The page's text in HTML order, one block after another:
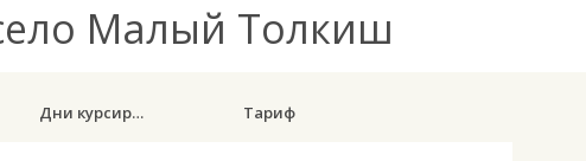
Малый Толкиш
Дни курсирования Тариф